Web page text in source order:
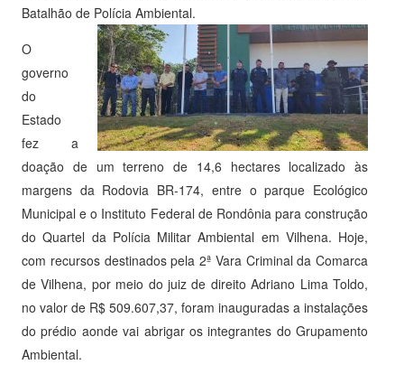
Batalhão de Polícia Ambiental.
O
governo
do
Estado
fez a
doação de um terreno de 14,6 hectares localizado às
margens da Rodovia BR-174, entre o parque Ecológico
Municipal e o Instituto Federal de Rondônia para construção
do Quartel da Polícia Militar Ambiental em Vilhena. Hoje,
com recursos destinados pela 2ª Vara Criminal da Comarca
de Vilhena, por meio do juiz de direito Adriano Lima Toldo,
no valor de R$ 509.607,37, foram inauguradas a instalações
do prédio aonde vai abrigar os integrantes do Grupamento
Ambiental.